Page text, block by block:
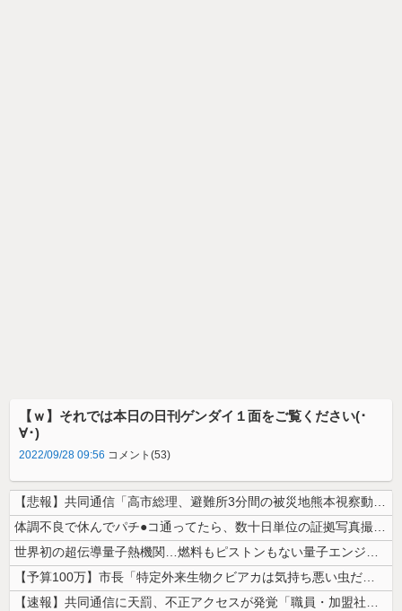
【ｗ】それでは本日の日刊ゲンダイ１面をご覧ください(･
∀･)
2022/09/28 09:56 コメント(53)
【悲報】共同通信「高市総理、避難所3分間の被災地熊本視察動画に批判！」...
体調不良で休んでパチ●コ通ってたら、数十日単位の証拠写真撮られて会社ク...
世界初の超伝導量子熱機関…燃料もピストンもない量子エンジンが回った！
【予算100万】市長「特定外来生物クビアカは気持ち悪い虫だしそんな需要...
【速報】共同通信に天罰、不正アクセスが発覚「職員・加盟社・取引先などの...